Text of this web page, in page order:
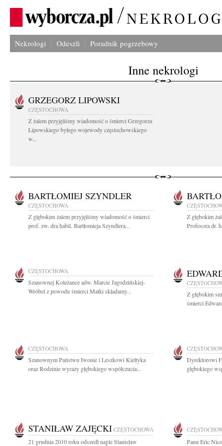
Nekrologi Odeszli Poradnik pogrzebowy
Inne nekrologi
GRZEGORZ LIPOWSKI
CZĘSTOCHOWA
Z żalem przyjęliśmy wiadomość o śmierci Grzegorza
Lipowskiego byłego wojewody częstochowskiego
w...
BARTŁOMIEJ SZYNDLER
CZĘSTOCHOWA
Z głębokim żalem przyjęliśmy wiadomość o śmierci
prof. zw. dra habil. Bartłomieja Szyndlera...
Z głębokim
Profesora dr.
CZĘSTOCHOWA
Szanownej Koleżance adw. Marcie Jagodzińskiej-
Wróbel z powodu śmierci Matki składamy...
Z głębokim
śmierci
CZĘSTOCHOWA
Szanownym Państwu Iwonie i Leszkowi Kiełtyka
oraz Rodzinie wyrazy głębokiego współczucia...
Dyrektorowi
głębokiego
STANIŁAW ZAJĘCKI CZĘSTOCHOWA
21 grudnia 2010 roku odszedł nagle Stanisław
Panu Eric